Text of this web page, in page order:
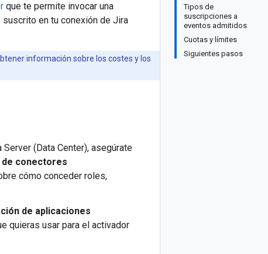
Tipos de
suscripciones a
eventos admitidos
Cuotas y límites
Siguientes pasos
que te permite invocar una
suscrito en tu conexión de Jira
información sobre los costes y los
(Data Center), asegúrate
conectores
cómo conceder roles,
de aplicaciones
quieras usar para el activador